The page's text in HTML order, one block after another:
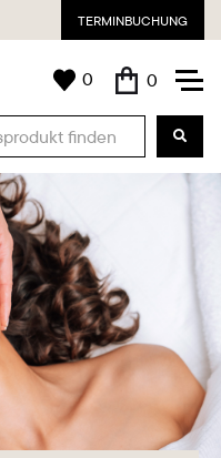
TERMINBUCHUNG
0 0